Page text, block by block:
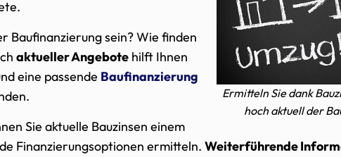
Ermitteln Sie dank
hoch aktuell der
Baufinanzierung sein? Wie finden
aktueller Angebote hilft Ihnen
eine passende Baufinanzierung
Sie aktuelle Bauzinsen einem
Finanzierungsoptionen ermitteln. Weiterführende